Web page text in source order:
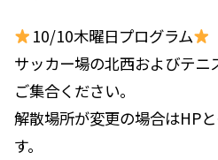
10/10木曜日プログラム
サッカー場の北西およびテニ
ご集合ください。
解散場所が変更の場合はHP
す。